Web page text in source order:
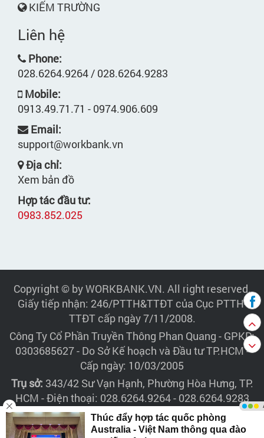
KIẾM TRƯỜNG
Liên hệ
Phone:
028.6264.9264 / 028.6264.9283
Mobile:
0913.49.71.71 - 0974.906.609
Email:
support@workbank.vn
Địa chỉ:
Xem bản đồ
Hợp tác đầu tư:
0983.852.025
Copyright © by WORKBANK.VN. All right reserved.
Giấy tiếp nhận: 246/PTTH&TTĐT của Cục PTTH-
TTĐT cấp ngày 7/11/2008.
Công Ty Cổ Phần Truyền Thông Phan Quang - GPKD:
0303685627 - Do Sở Kế hoạch và Đầu tư TP.HCM -
Cấp ngày: 10/03/2005
Trụ sở: 343/42 Sư Vạn Hạnh, Phường Hòa Hưng, TP.
HCM - Điện thoại: 028.6264.9264 - 028.6264.9283